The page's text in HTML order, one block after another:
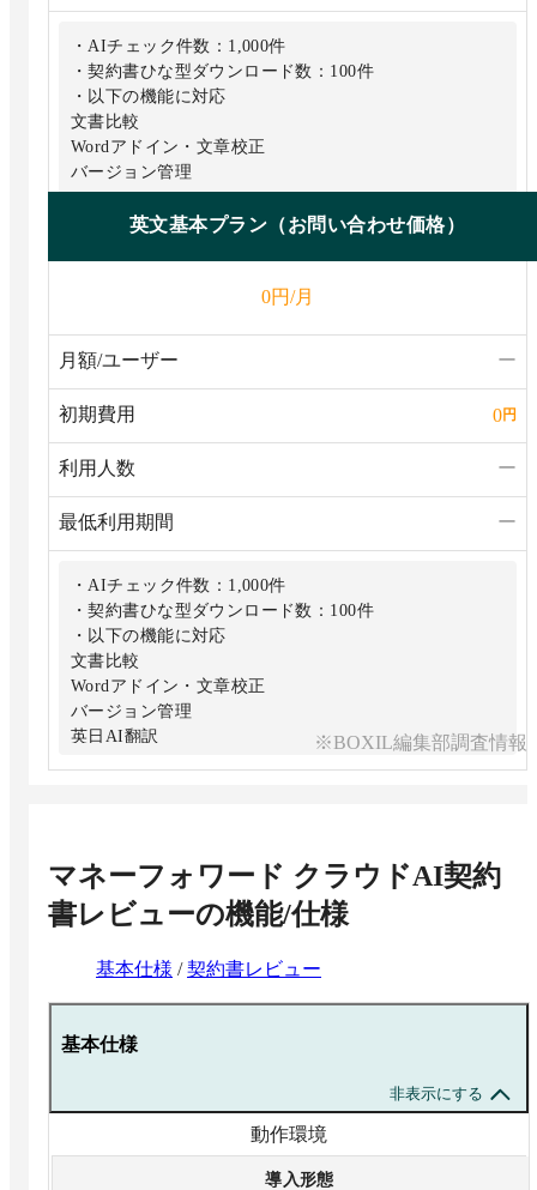
・AIチェック件数：1,000件
・契約書ひな型ダウンロード数：100件
・以下の機能に対応
文書比較
Wordアドイン・⽂章校正
バージョン管理
英⽂基本プラン（お問い合わせ価格）
0円/月
月額/ユーザー ー
初期費用 0円
利用人数 ー
最低利用期間 ー
・AIチェック件数：1,000件
・契約書ひな型ダウンロード数：100件
・以下の機能に対応
文書比較
Wordアドイン・⽂章校正
バージョン管理
英⽇AI翻訳
※BOXIL編集部調査情報
マネーフォワード クラウドAI契約
書レビューの機能/仕様
基本仕様 /契約書レビュー
基本仕様
非表示にする
動作環境
導入形態